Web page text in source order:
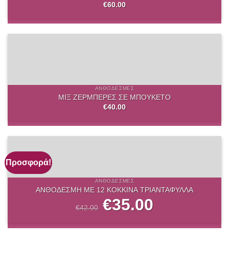
€60.00
ΑΝΘΟΔΈΣΜΕΣ
ΜΙΞ ΖΕΡΜΠΕΡΕΣ ΣΕ ΜΠΟΥΚΕΤΟ
€40.00
Προσφορά!
ΑΝΘΟΔΈΣΜΕΣ
ΑΝΘΟΔΕΣΜΗ ΜΕ 12 ΚΟΚΚΙΝΑ ΤΡΙΑΝΤΑΦΥΛΛΑ
€42.00
Original
price
was:
€35.00τρέχουσα